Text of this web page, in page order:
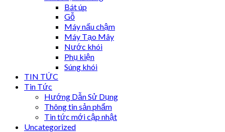
Bát úp
Gỗ
Máy nấu chậm
Máy Tạo Mây
Nước khói
Phụ kiện
Súng khói
TIN TỨC
Tin Tức
Hướng Dẫn Sử Dụng
Thông tin sản phẩm
Tin tức mới cập nhật
Uncategorized